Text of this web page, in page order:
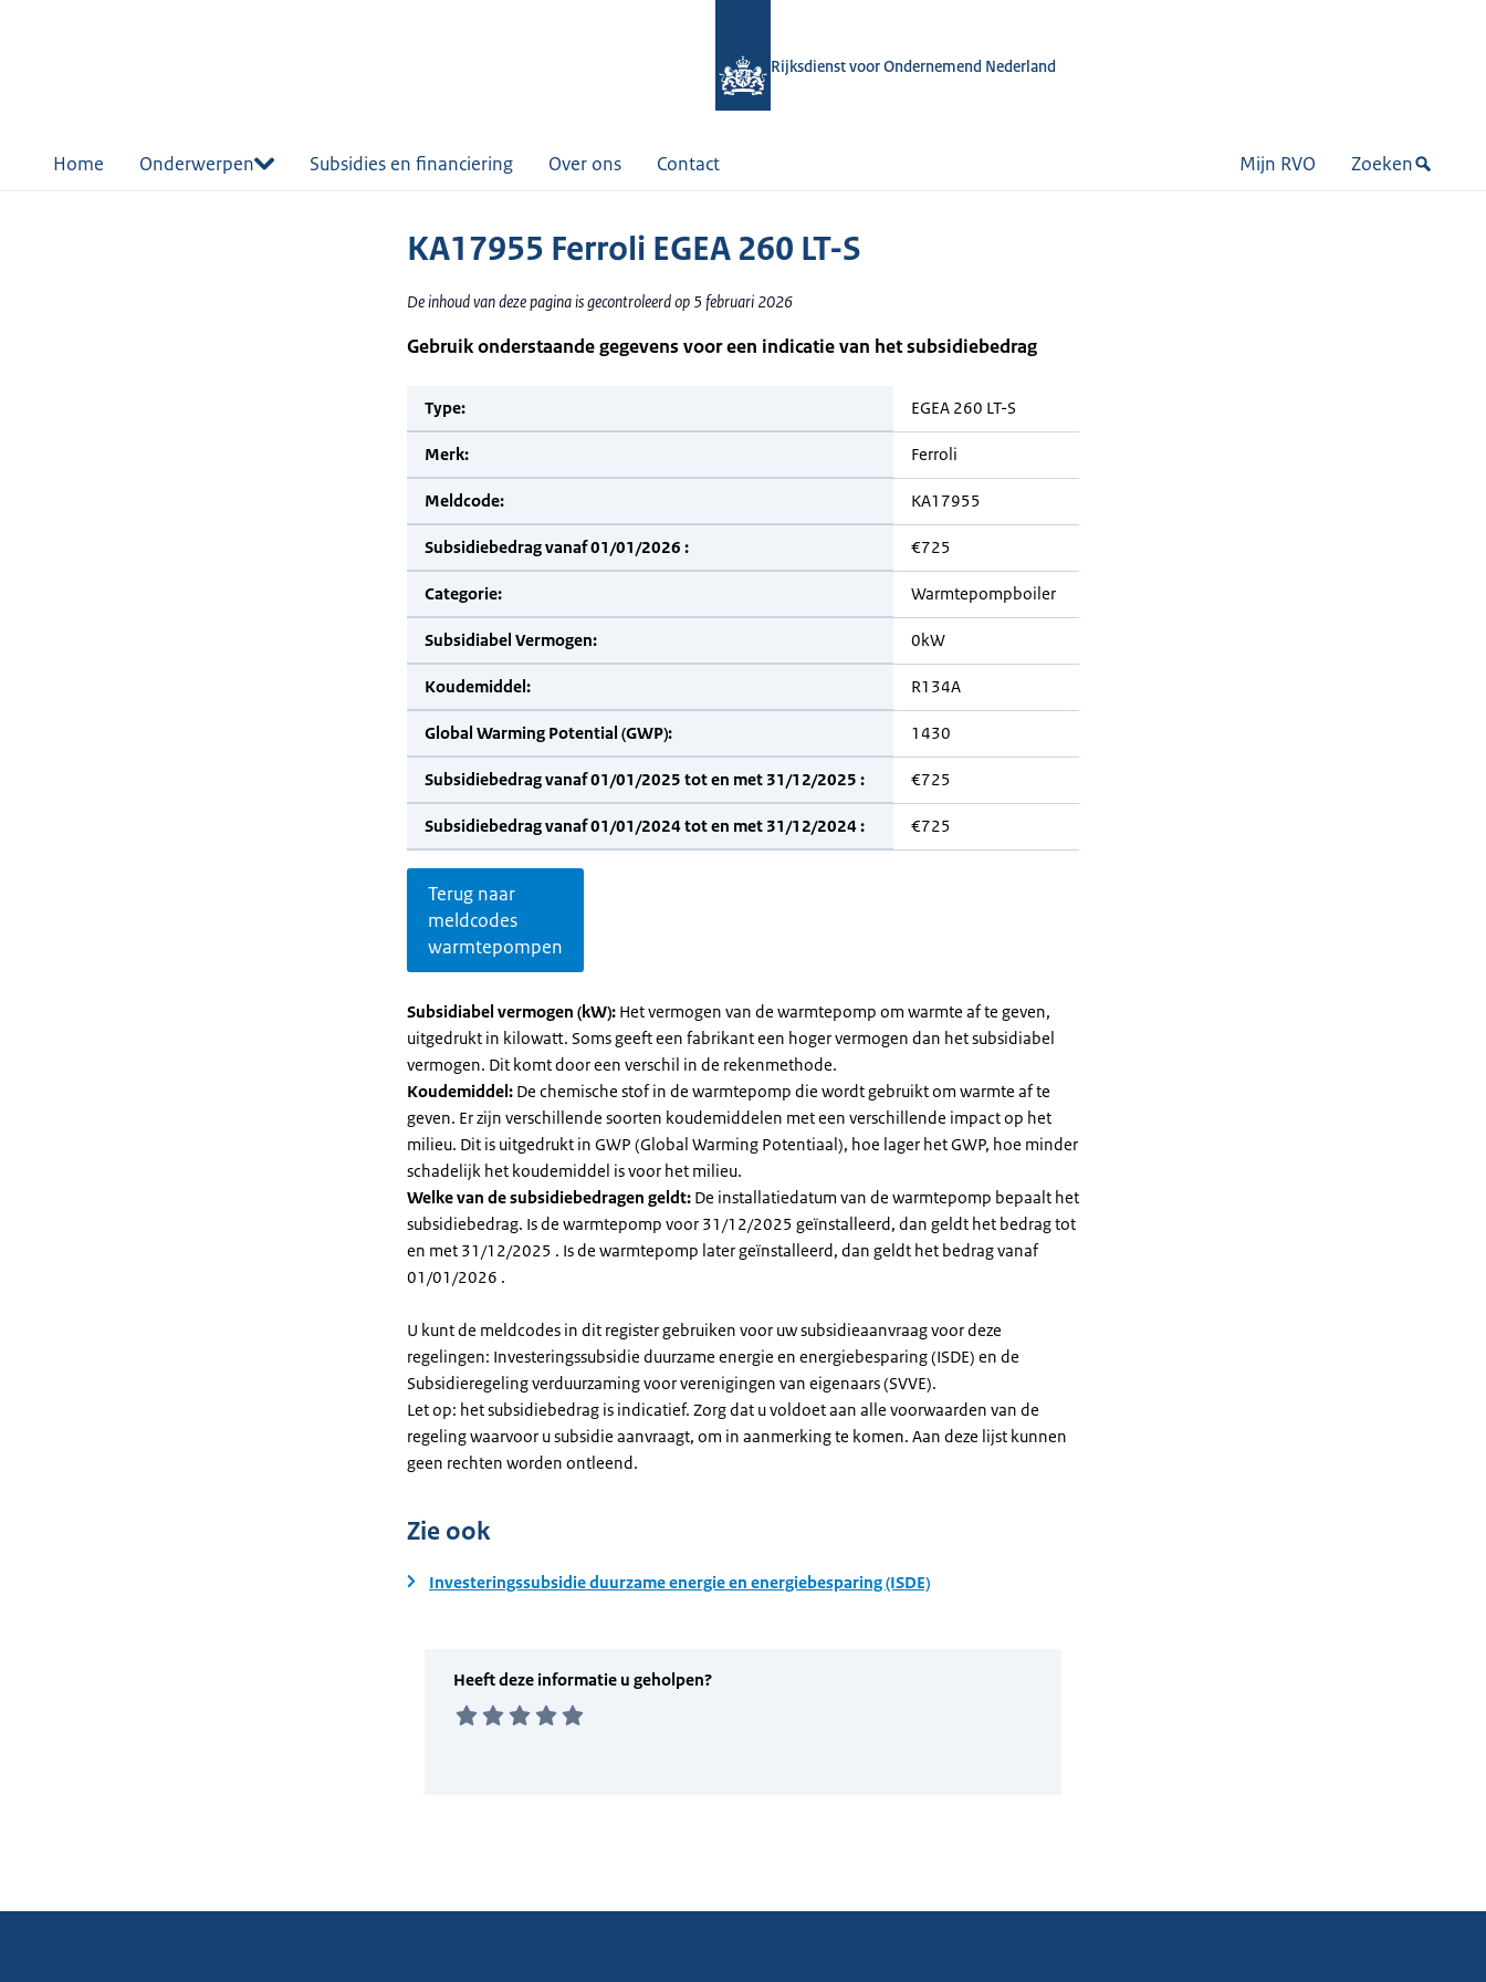
Rijksdienst voor Ondernemend Nederland
Home Onderwerpen Subsidies en financiering Over ons Contact Mijn RVO Zoeken
KA17955 Ferroli EGEA 260 LT-S
De inhoud van deze pagina is gecontroleerd op 5 februari 2026
Gebruik onderstaande gegevens voor een indicatie van het subsidiebedrag
Type: EGEA 260 LT-S
Merk: Ferroli
Meldcode: KA17955
Subsidiebedrag vanaf 01/01/2026 : €725
Categorie: Warmtepompboiler
Subsidiabel Vermogen: 0kW
Koudemiddel: R134A
Global Warming Potential (GWP): 1430
Subsidiebedrag vanaf 01/01/2025 tot en met 31/12/2025 : €725
Subsidiebedrag vanaf 01/01/2024 tot en met 31/12/2024 : €725
Terug naar
meldcodes
warmtepompen
Subsidiabel vermogen (kW): Het vermogen van de warmtepomp om warmte af te geven,
uitgedrukt in kilowatt. Soms geeft een fabrikant een hoger vermogen dan het subsidiabel
vermogen. Dit komt door een verschil in de rekenmethode.
Koudemiddel: De chemische stof in de warmtepomp die wordt gebruikt om warmte af te
geven. Er zijn verschillende soorten koudemiddelen met een verschillende impact op het
milieu. Dit is uitgedrukt in GWP (Global Warming Potentiaal), hoe lager het GWP, hoe minder
schadelijk het koudemiddel is voor het milieu.
Welke van de subsidiebedragen geldt: De installatiedatum van de warmtepomp bepaalt het
subsidiebedrag. Is de warmtepomp voor 31/12/2025 geïnstalleerd, dan geldt het bedrag tot
en met 31/12/2025 . Is de warmtepomp later geïnstalleerd, dan geldt het bedrag vanaf
01/01/2026 .
U kunt de meldcodes in dit register gebruiken voor uw subsidieaanvraag voor deze
regelingen: Investeringssubsidie duurzame energie en energiebesparing (ISDE) en de
Subsidieregeling verduurzaming voor verenigingen van eigenaars (SVVE).
Let op: het subsidiebedrag is indicatief. Zorg dat u voldoet aan alle voorwaarden van de
regeling waarvoor u subsidie aanvraagt, om in aanmerking te komen. Aan deze lijst kunnen
geen rechten worden ontleend.
Zie ook
Investeringssubsidie duurzame energie en energiebesparing (ISDE)